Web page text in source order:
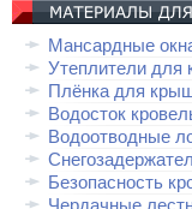
Мансардные
Утеплители для
Плёнка для
Водосток
Водоотводные
Безопасность
Чердачные